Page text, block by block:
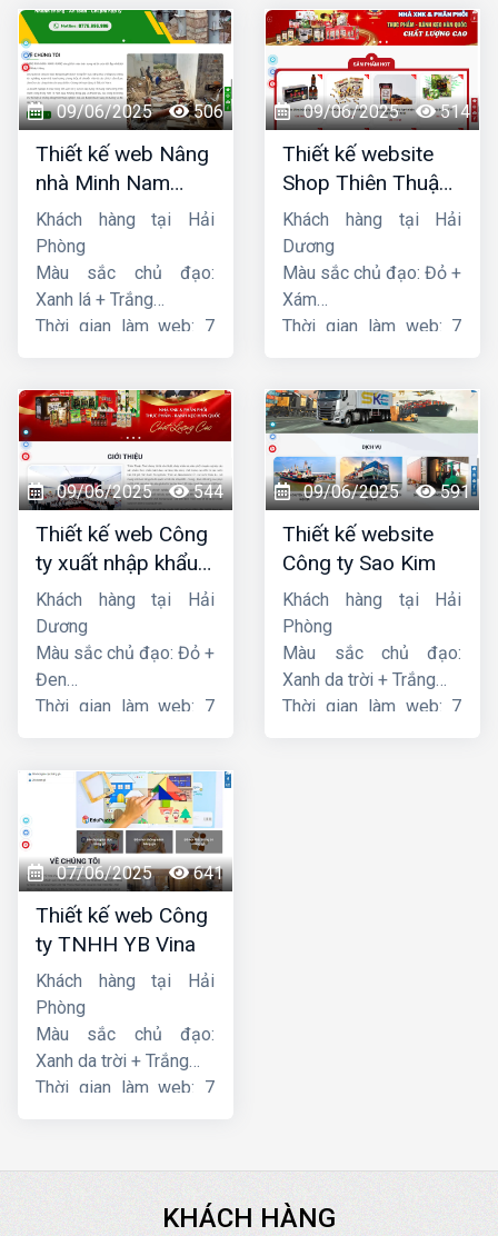
09/06/2025 506
Thiết kế web Nâng
nhà Minh Nam
Hoàng
Khách hàng tại Hải
Phòng
Màu sắc chủ đạo:
Xanh lá + Trắng
Thời gian làm web: 7
09/06/2025 514
Thiết kế website
Shop Thiên Thuận
Phát
Khách hàng tại Hải
Dương
Màu sắc chủ đạo: Đỏ +
Xám
Thời gian làm web: 7
09/06/2025 544
Thiết kế web Công
ty xuất nhập khẩu
Thiên Thuận Phát
Khách hàng tại Hải
Dương
Màu sắc chủ đạo: Đỏ +
Đen
Thời gian làm web: 7
09/06/2025 591
Thiết kế website
Công ty Sao Kim
Khách hàng tại Hải
Phòng
Màu sắc chủ đạo:
Xanh da trời + Trắng
Thời gian làm web: 7
07/06/2025 641
Thiết kế web Công
ty TNHH YB Vina
Khách hàng tại Hải
Phòng
Màu sắc chủ đạo:
Xanh da trời + Trắng
Thời gian làm web: 7
KHÁCH HÀNG